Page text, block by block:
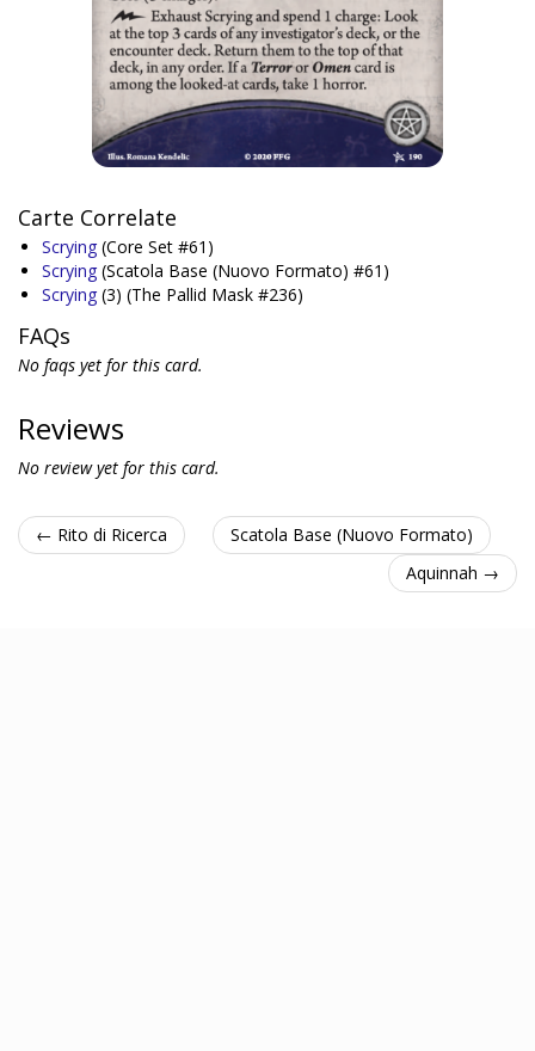
Carte Correlate
Scrying (Core Set #61)
Scrying (Scatola Base (Nuovo Formato) #61)
Scrying (3) (The Pallid Mask #236)
FAQs
No faqs yet for this card.
Reviews
No review yet for this card.
← Rito di Ricerca
Scatola Base (Nuovo Formato)
Aquinnah →